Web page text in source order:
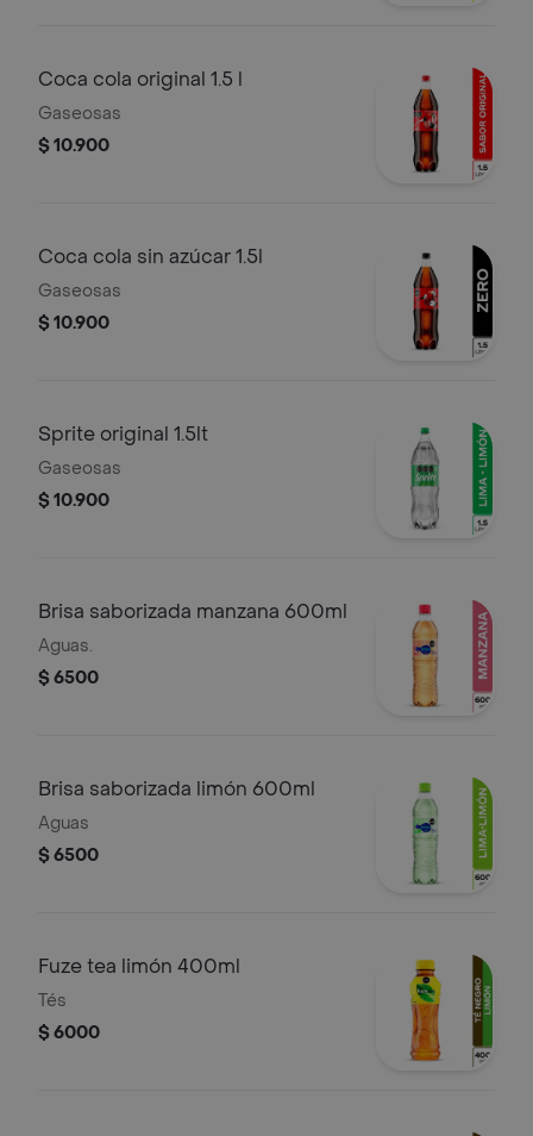
Coca cola original 1.5 l
Gaseosas
$ 10.900
Coca cola sin azúcar 1.5l
Gaseosas
$ 10.900
Sprite original 1.5lt
Gaseosas
$ 10.900
Brisa saborizada manzana 600ml
Aguas.
$ 6500
Brisa saborizada limón 600ml
Aguas
$ 6500
Fuze tea limón 400ml
Tés
$ 6000